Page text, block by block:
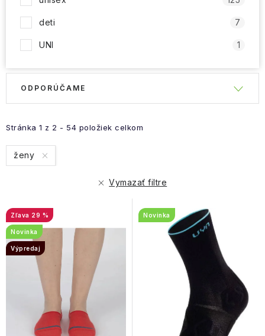
deti 7
UNI 1
p
i
s
o
d
u
k
Stránka 1 z 2 - 54 položiek celkom
e
n
i
r
o
d
ODPORÚČAME
ženy
Vymazať filtre
29 %
Novinka
Výpredaj
Novinka